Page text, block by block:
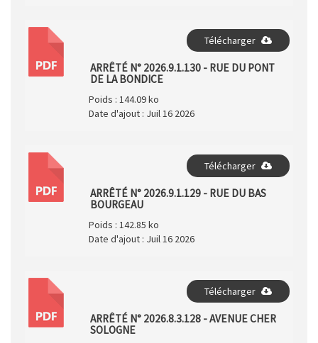
PDF
Télécharger
ARRÊTÉ N° 2026.9.1.130 - RUE DU PONT
DE LA BONDICE
Poids : 144.09 ko
Date d'ajout : Juil 16 2026
PDF
Télécharger
ARRÊTÉ N° 2026.9.1.129 - RUE DU BAS
BOURGEAU
Poids : 142.85 ko
Date d'ajout : Juil 16 2026
PDF
Télécharger
ARRÊTÉ N° 2026.8.3.128 - AVENUE CHER
SOLOGNE